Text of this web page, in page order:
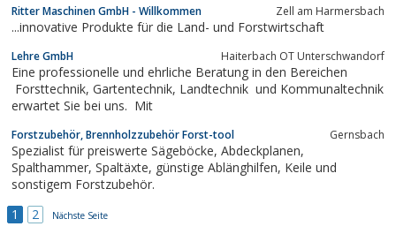
Ritter Maschinen GmbH - Willkommen Zell am Harmersbach
...innovative Produkte für die Land- und Forstwirtschaft
Lehre GmbH Haiterbach OT Unterschwandorf
Eine professionelle und ehrliche Beratung in den Bereichen
Forsttechnik, Gartentechnik, Landtechnik und Kommunaltechnik
erwartet Sie bei uns. Mit
Forstzubehör, Brennholzzubehör Forst-tool Gernsbach
Spezialist für preiswerte Sägeböcke, Abdeckplanen,
Spalthammer, Spaltäxte, günstige Ablänghilfen, Keile und
sonstigem Forstzubehör.
1
2 Nächste Seite